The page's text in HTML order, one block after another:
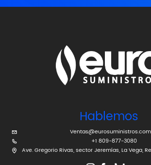
Hablemos
+1 809-877-3080
Ave. Gregorio Rivas, sector Jeremías, La Vega,